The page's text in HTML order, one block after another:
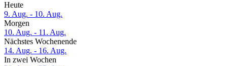
Heute
9. Aug. - 10. Aug.
Morgen
10. Aug. - 11. Aug.
Nächstes Wochenende
14. Aug. - 16. Aug.
In zwei Wochen